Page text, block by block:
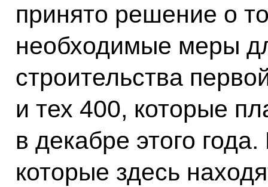
принято решение о
необходимые меры
строительства
и тех 400, которые
в декабре этого
которые здесь